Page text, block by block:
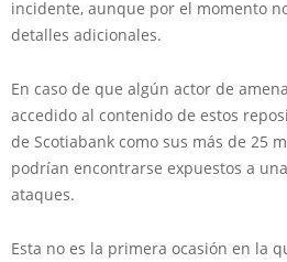
incidente, aunque por el momento
detalles adicionales.
En caso de que algún actor de
accedido al contenido de estos
de Scotiabank como sus más de 25
podrían encontrarse expuestos a
ataques.
Esta no es la primera ocasión en la